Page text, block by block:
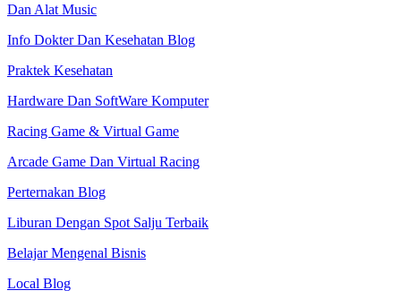
Dan Alat Music
Info Dokter Dan Kesehatan Blog
Praktek Kesehatan
Hardware Dan SoftWare Komputer
Racing Game & Virtual Game
Arcade Game Dan Virtual Racing
Perternakan Blog
Liburan Dengan Spot Salju Terbaik
Belajar Mengenal Bisnis
Local Blog